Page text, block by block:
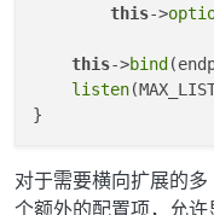
this->
this->bind
listen
对于需要横向扩展的
个额外的配置项，允许